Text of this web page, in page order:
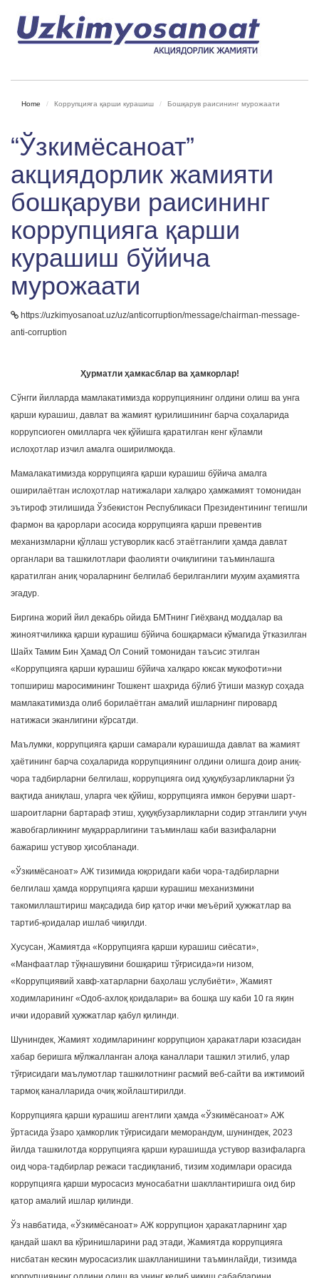
Home Коррупцияга қарши курашиш Бошқарув раисининг мурожаати
“Ўзкимёсаноат”
акциядорлик жамияти
бошқаруви раисининг
коррупцияга қарши
курашиш бўйича
мурожаати
https://uzkimyosanoat.uz/uz/anticorruption/message/chairman-message-
anti-corruption
Ҳурматли ҳамкасблар ва ҳамкорлар!
Сўнгги йилларда мамлакатимизда коррупциянинг олдини олиш ва унга
қарши курашиш, давлат ва жамият қурилишининг барча соҳаларида
коррупсиоген омилларга чек қўйишга қаратилган кенг кўламли
ислоҳотлар изчил амалга оширилмоқда.
Мамалакатимизда коррупцияга қарши курашиш бўйича амалга
оширилаётган ислоҳотлар натижалари халқаро ҳамжамият томонидан
эътироф этилишида Ўзбекистон Республикаси Президентининг тегишли
фармон ва қарорлари асосида коррупцияга қарши превентив
механизмларни қўллаш устуворлик касб этаётганлиги ҳамда давлат
органлари ва ташкилотлари фаолияти очиқлигини таъминлашга
қаратилган аниқ чораларнинг белгилаб берилганлиги муҳим аҳамиятга
эгадур.
Биргина жорий йил декабрь ойида БМТнинг Гиёҳванд моддалар ва
жиноятчиликка қарши курашиш бўйича бошқармаси кўмагида ўтказилган
Шайх Тамим Бин Ҳамад Ол Соний томонидан таъсис этилган
«Коррупцияга қарши курашиш бўйича халқаро юксак мукофоти»ни
топшириш маросимининг Тошкент шаҳрида бўлиб ўтиши мазкур соҳада
мамлакатимизда олиб борилаётган амалий ишларнинг пировард
натижаси эканлигини кўрсатди.
Маълумки, коррупцияга қарши самарали курашишда давлат ва жамият
ҳаётининг барча соҳаларида коррупциянинг олдини олишга доир аниқ-
чора тадбирларни белгилаш, коррупцияга оид ҳуқуқбузарликларни ўз
вақтида аниқлаш, уларга чек қўйиш, коррупцияга имкон берувчи шарт-
шароитларни бартараф этиш, ҳуқуқбузарликларни содир этганлиги учун
жавобгарликнинг муқаррарлигини таъминлаш каби вазифаларни
бажариш устувор ҳисобланади.
«Ўзкимёсаноат» АЖ тизимида юқоридаги каби чора-тадбирларни
белгилаш ҳамда коррупцияга қарши курашиш механизмини
такомиллаштириш мақсадида бир қатор ички меъёрий ҳужжатлар ва
тартиб-қоидалар ишлаб чиқилди.
Хусусан, Жамиятда «Коррупцияга қарши курашиш сиёсати»,
«Манфаатлар тўқнашувини бошқариш тўғрисида»ги низом,
«Коррупциявий хавф-хатарларни баҳолаш услубиёти», Жамият
ходимларининг «Одоб-ахлоқ қоидалари» ва бошқа шу каби 10 га яқин
ички идоравий ҳужжатлар қабул қилинди.
Шунингдек, Жамият ходимларининг коррупцион ҳаракатлари юзасидан
хабар беришга мўлжалланган алоқа каналлари ташкил этилиб, улар
тўғрисидаги маълумотлар ташкилотнинг расмий веб-сайти ва ижтимоий
тармоқ каналларида очиқ жойлаштирилди.
Коррупцияга қарши курашиш агентлиги ҳамда «Ўзкимёсаноат» АЖ
ўртасида ўзаро ҳамкорлик тўғрисидаги меморандум, шунингдек, 2023
йилда ташкилотда коррупцияга қарши курашишда устувор вазифаларга
оид чора-тадбирлар режаси тасдиқланиб, тизим ходимлари орасида
коррупцияга қарши муросасиз муносабатни шакллантиришга оид бир
қатор амалий ишлар қилинди.
Ўз навбатида, «Ўзкимёсаноат» АЖ коррупцион ҳаракатларнинг ҳар
қандай шакл ва кўринишларини рад этади, Жамиятда коррупцияга
нисбатан кескин муросасизлик шаклланишини таъминлайди, тизимда